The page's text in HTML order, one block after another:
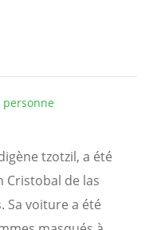
tzotzil, a été
Cristobal de las
Sa voiture a été